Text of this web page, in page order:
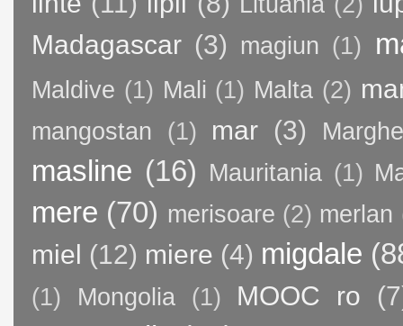
Madagascar (3) magiun (1)
Maldive (1) Mali (1) Malta (2)
mangostan (1) mar (3)
masline (16) Mauritania (1)
mere (70) merisoare (2) merlan
miel (12) miere (4) migdale
(1) Mongolia (1) MOOC ro